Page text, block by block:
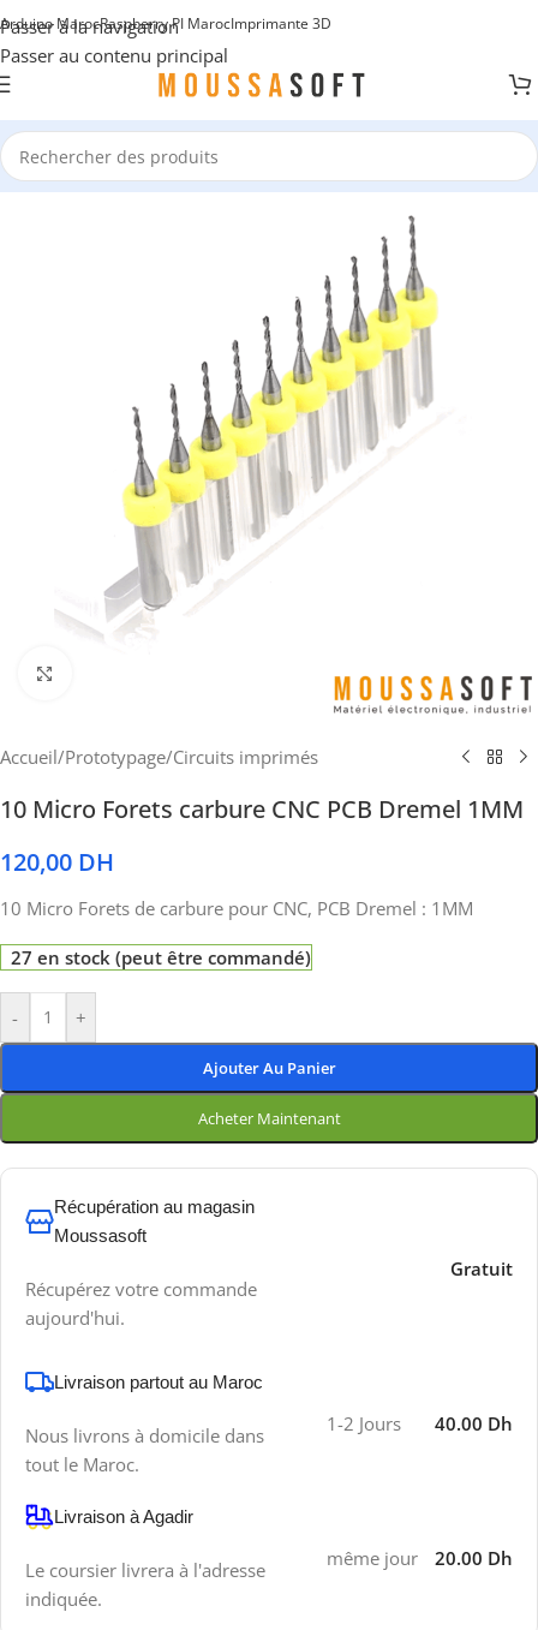
Passer à la navigation
Passer au contenu principal
Arduino MarocRaspberry PI MarocImprimante 3D
Accueil/Prototypage/Circuits imprimés
10 Micro Forets carbure CNC PCB Dremel 1MM
120,00 DH
10 Micro Forets de carbure pour CNC, PCB Dremel : 1MM
27 en stock (peut être commandé)
- +
Ajouter Au Panier
Acheter Maintenant
Récupération au magasin
Moussasoft
Récupérez votre commande
aujourd'hui.
Gratuit
Livraison partout au Maroc
Nous livrons à domicile dans
tout le Maroc.
1-2 Jours 40.00 Dh
Livraison à Agadir
Le coursier livrera à l'adresse
indiquée.
même jour 20.00 Dh